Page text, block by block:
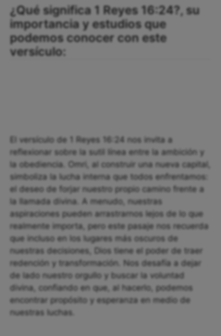
¿Qué significa 1 Reyes 16:24?, su
importancia y estudios que
podemos conocer con este
versículo:
El versículo de 1 Reyes 16:24 nos invita a
reflexionar sobre la sutil línea entre la ambición y
la obediencia. Omri, al construir una nueva capital,
simboliza la lucha interna que todos enfrentamos:
el deseo de forjar nuestro propio camino frente a
la llamada divina. A menudo, nuestras
aspiraciones pueden arrastrarnos lejos de lo que
realmente importa, pero este pasaje nos recuerda
que incluso en los lugares más oscuros de
nuestras decisiones, Dios tiene el poder de traer
redención y transformación. Nos desafía a dejar
de lado nuestro orgullo y buscar la voluntad
divina, confiando en que, al hacerlo, podemos
encontrar propósito y esperanza en medio de
nuestras luchas.